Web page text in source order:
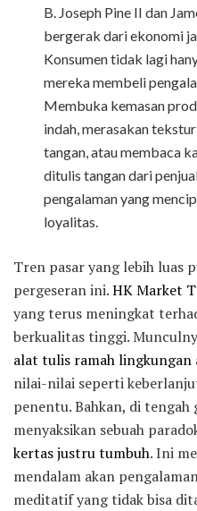
B. Joseph Pine II dan
bergerak dari ekonomi
Konsumen tidak lagi
mereka membeli
Membuka kemasan
indah, merasakan
tangan, atau membaca
ditulis tangan dari
pengalaman yang
loyalitas.
Tren pasar yang lebih luas
pergeseran ini.HK Market
yang terus meningkat
berkualitas tinggi.
alat tulis ramah lingkungan
nilai-nilai seperti
penentu. Bahkan, di
menyaksikan sebuah
kertas justru tumbuh. Ini
mendalam akan
meditatif yang tidak bisa